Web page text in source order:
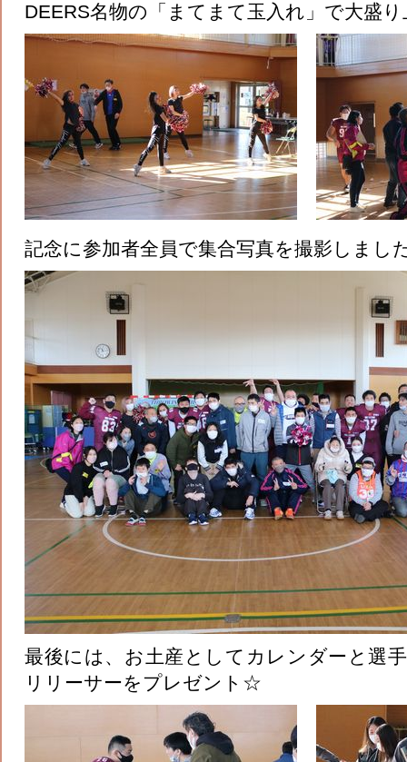
DEERS名物の「まてまて玉入れ」で大盛
記念に参加者全員で集合写真を撮影しまし
最後には、お土産としてカレンダーと選
リリーサーをプレゼント☆